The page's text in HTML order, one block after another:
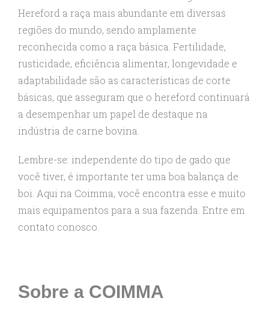
Hereford a raça mais abundante em diversas
regiões do mundo, sendo amplamente
reconhecida como a raça básica. Fertilidade,
rusticidade, eficiência alimentar, longevidade e
adaptabilidade são as características de corte
básicas, que asseguram que o hereford continuará
a desempenhar um papel de destaque na
indústria de carne bovina.
Lembre-se: independente do tipo de gado que
você tiver, é importante ter uma boa balança de
boi. Aqui na Coimma, você encontra esse e muito
mais equipamentos para a sua fazenda. Entre em
contato conosco.
Sobre a COIMMA